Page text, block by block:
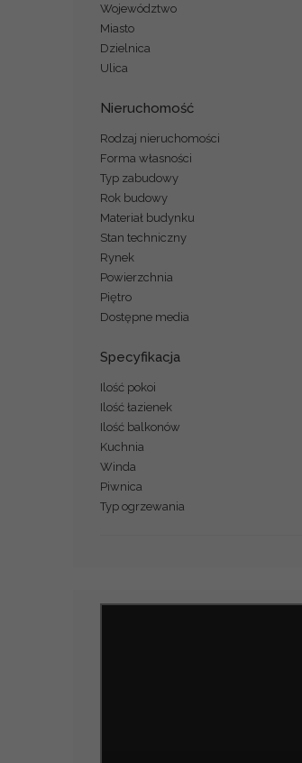
Województwo
Miasto
Dzielnica
Ulica
Nieruchomość
Rodzaj nieruchomości
Forma własności
Typ zabudowy
Rok budowy
Materiał budynku
Stan techniczny
Rynek
Powierzchnia
Piętro
Dostępne media
Specyfikacja
Ilość pokoi
Ilość łazienek
Ilość balkonów
Kuchnia
Winda
Piwnica
Typ ogrzewania